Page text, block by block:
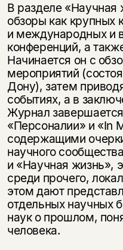
В разделе «Научная
обзоры как крупных
и международных и
конференций, а
Начинается он с
мероприятий
Дону), затем
событиях, а в
Журнал
«Персоналии» и «In
содержащими
научного
и «Научная жизнь»,
среди прочего,
этом дают
отдельных научных
наук о прошлом,
человека.